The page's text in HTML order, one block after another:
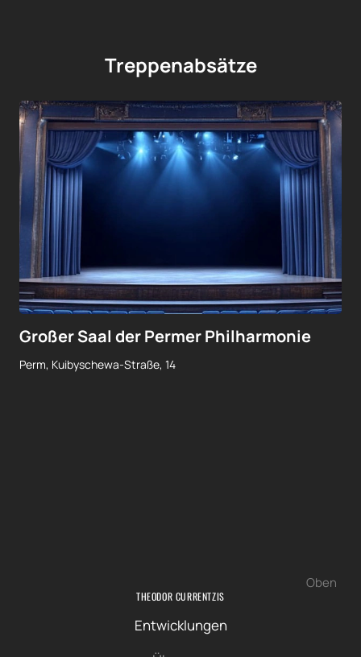
Treppenabsätze
Großer Saal der Permer Philharmonie
Perm, Kuibyschewa-Straße, 14
Oben
THEODOR CURRENTZIS
Entwicklungen